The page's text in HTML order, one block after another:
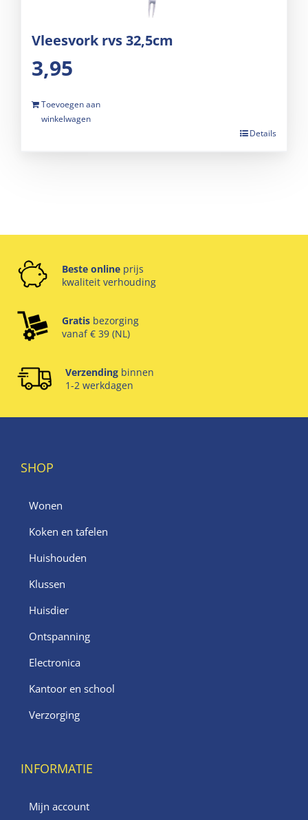
Vleesvork rvs 32,5cm
3,95
Toevoegen aan
winkelwagen
Details
Beste online prijs
kwaliteit verhouding
Gratis bezorging
vanaf € 39 (NL)
Verzending binnen
1-2 werkdagen
SHOP
Wonen
Koken en tafelen
Huishouden
Klussen
Huisdier
Ontspanning
Electronica
Kantoor en school
Verzorging
INFORMATIE
Mijn account